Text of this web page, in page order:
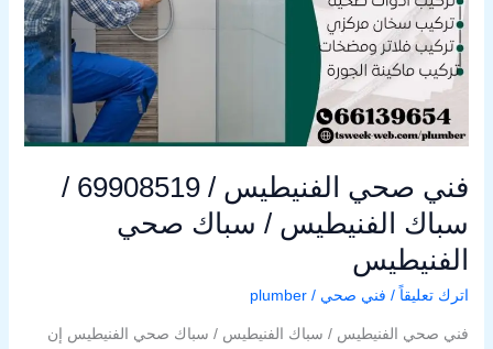
فني صحي الفنيطيس / 69908519 /
سباك الفنيطيس / سباك صحي
الفنيطيس
اترك تعليقاً / فني صحي /
plumber
فني صحي الفنيطيس / سباك الفنيطيس / سباك صحي الفنيطيس إن
سباك
الفنيطيس
سباك
صحي
الفنيطيس